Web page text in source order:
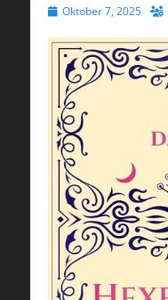
Veröffentlicht
Oktober 7, 2025